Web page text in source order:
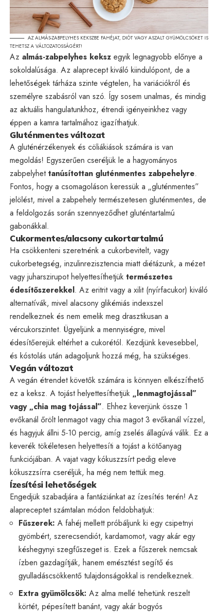
AZ ALMÁS-ZABPELYHES KEKSZBE FAHÉJAT, DIÓT VAGY ASZALT GYÜMÖLCSÖKET IS
TEHETSZ A VÁLTOZATOSSÁGÉRT!
Az almás-zabpelyhes keksz egyik legnagyobb előnye a
sokoldalúsága. Az alaprecept kiváló kiindulópont, de a
lehetőségek tárháza szinte végtelen, ha variációkról és
személyre szabásról van szó. Így sosem unalmas, és mindig
az aktuális hangulatunkhoz, étrendi igényeinkhez vagy
éppen a kamra tartalmához igazíthatjuk.
Gluténmentes változat
A gluténérzékenyek és cöliákiások számára is van
megoldás! Egyszerűen cseréljük le a hagyományos
zabpelyhettanúsítottan gluténmentes zabpehelyre.
Fontos, hogy a csomagoláson keressük a „gluténmentes”
jelölést, mivel a zabpehely természetesen gluténmentes, de
a feldolgozás során szennyeződhet gluténtartalmú
gabonákkal.
Cukormentes/alacsony cukortartalmú
Ha csökkenteni szeretnénk a cukorbevitelt, vagy
cukorbetegség, inzulinrezisztencia miatt diétázunk, a mézet
vagy juharszirupot helyettesíthetjük természetes
édesítőszerekkel. Az eritrit vagy a xilit (nyírfacukor) kiváló
alternatívák, mivel alacsony glikémiás indexszel
rendelkeznek és nem emelik meg drasztikusan a
vércukorszintet. Ügyeljünk a mennyiségre, mivel
édesítőerejük eltérhet a cukorétól. Kezdjünk kevesebbel,
és kóstolás után adagoljunk hozzá még, ha szükséges.
Vegán változat
A vegán étrendet követők számára is könnyen elkészíthető
ez a keksz. A tojást helyettesíthetjük „lenmagtojással”
vagy „chia mag tojással”. Ehhez keverjünk össze 1
evőkanál őrölt lenmagot vagy chia magot 3 evőkanál vízzel,
és hagyjuk állni 5-10 percig, amíg zselés állagúvá válik. Ez a
keverék tökéletesen helyettesíti a tojást a kötőanyag
funkciójában. A vajat vagy kókuszzsírt pedig eleve
kókuszzsírra cseréljük, ha még nem tettük meg.
Ízesítési lehetőségek
Engedjük szabadjára a fantáziánkat az ízesítés terén! Az
alapreceptet számtalan módon feldobhatjuk:
Fűszerek: A fahéj mellett próbáljunk ki egy csipetnyi
gyömbért, szerecsendiót, kardamomot, vagy akár egy
késhegynyi szegfűszeget is. Ezek a fűszerek nemcsak
ízben gazdagítják, hanem emésztést segítő és
gyulladáscsökkentő tulajdonságokkal is rendelkeznek.
Extra gyümölcsök: Az alma mellé tehetünk reszelt
körtét, pépesített banánt, vagy akár bogyós